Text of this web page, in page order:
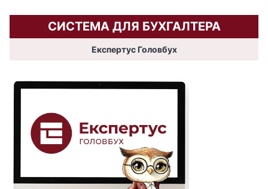
СИСТЕМА ДЛЯ БУХГАЛТЕРА
Експертус Головбух